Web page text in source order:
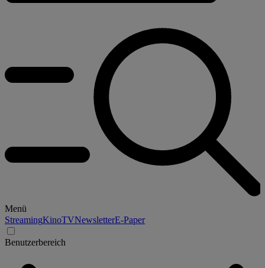
Menü
StreamingKinoTVNewsletterE-Paper
Benutzerbereich